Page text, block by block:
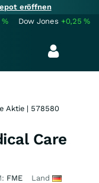
eröffnen
% Dow Jones +0,25%
Aktie | 578580
Care
FME Land